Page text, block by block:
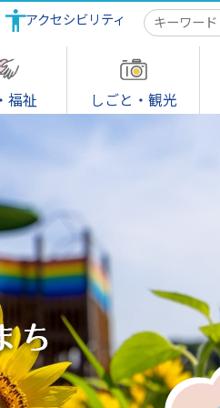
アクセシビリティ
検
索
キ
ー
ワ
ー
福祉 しごと・観光